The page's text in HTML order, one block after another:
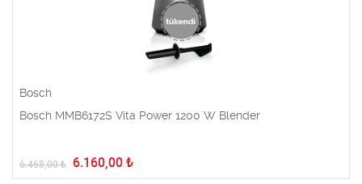
Bosch
Bosch MMB6172S Vita Power 1200 W Blender
6.468,00₺ 6.160,00 ₺